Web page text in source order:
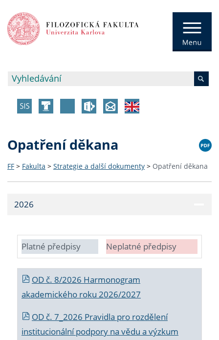
Opatření děkana
FF > Fakulta > Strategie a další dokumenty > Opatření děkana
2026
Platné předpisy Neplatné předpisy
OD č. 8/2026 Harmonogram
akademického roku 2026/2027
OD č. 7_2026 Pravidla pro rozdělení
institucionální podpory na vědu a výzkum